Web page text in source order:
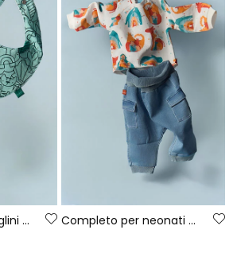
Confezione 2 bavaglini neonato in cotone stampato Completo per neonati stampato